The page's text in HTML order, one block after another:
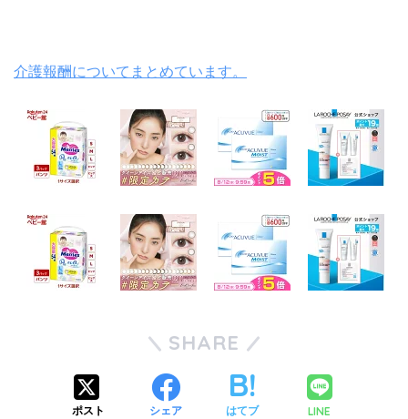
介護報酬についてまとめています。
SHARE
ポスト シェア はてブ LINE